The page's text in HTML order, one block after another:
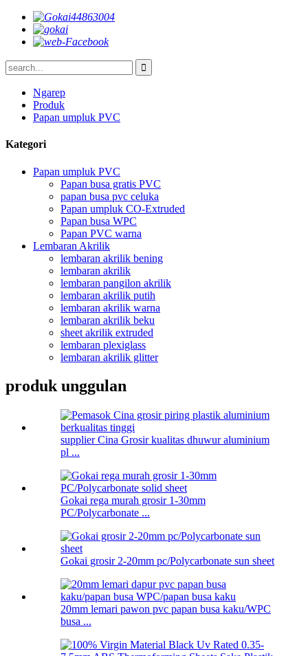
Ngarep
Produk
Papan umpluk PVC
Kategori
Papan umpluk PVC
Papan busa gratis PVC
papan busa pvc celuka
Papan umpluk CO-Extruded
Papan busa WPC
Papan PVC warna
Lembaran Akrilik
lembaran akrilik bening
lembaran akrilik
lembaran pangilon akrilik
lembaran akrilik putih
lembaran akrilik warna
lembaran akrilik beku
sheet akrilik extruded
lembaran plexiglass
lembaran akrilik glitter
produk unggulan
supplier Cina Grosir kualitas dhuwur aluminium
pl ...
Gokai rega murah grosir 1-30mm
PC/Polycarbonate ...
Gokai grosir 2-20mm pc/Polycarbonate sun sheet
20mm lemari pawon pvc papan busa kaku/WPC
busa ...